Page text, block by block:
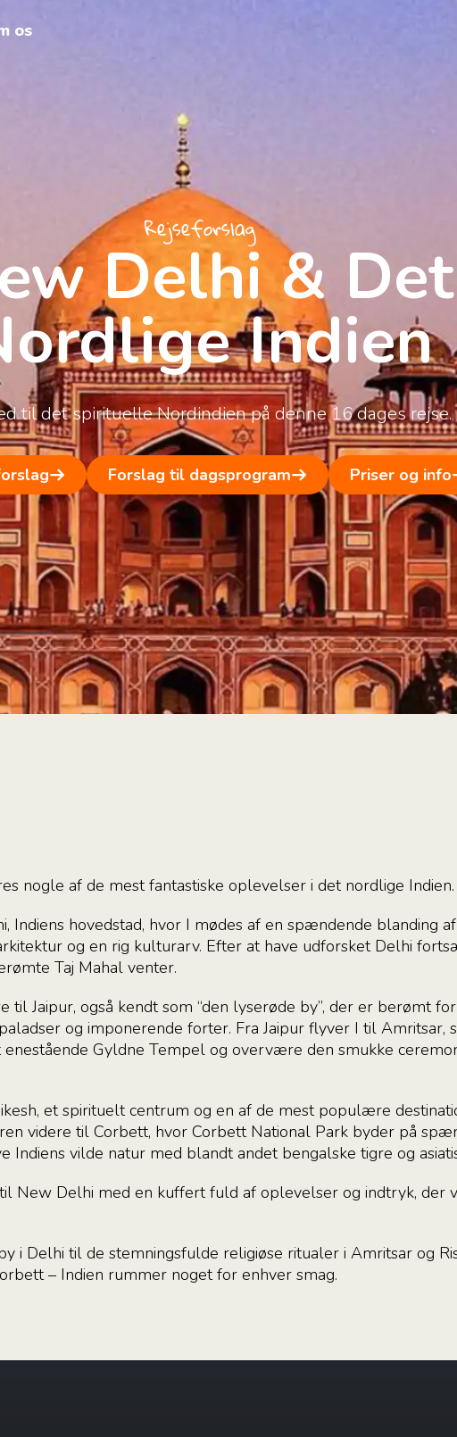
os
Rejseforslag
Delhi & Det
Indien
til det spirituelle Nordindien på denne 16 dages rejse.
Forslag til dagsprogram Priser og info
nogle af de mest fantastiske oplevelser i det nordlige Indien.
Indiens hovedstad, hvor I mødes af en spændende blanding
og en rig kulturarv. Efter at have udforsket Delhi
Taj Mahal venter.
til Jaipur, også kendt som “den lyserøde by”, der er berømt
og imponerende forter. Fra Jaipur flyver I til Amritsar,
Gyldne Tempel og overvære den smukke
et spirituelt centrum og en af de mest populære
videre til Corbett, hvor Corbett National Park byder på
Indiens vilde natur med blandt andet bengalske tigre og
New Delhi med en kuffert fuld af oplevelser og indtryk, der
i Delhi til de stemningsfulde religiøse ritualer i Amritsar og
– Indien rummer noget for enhver smag.